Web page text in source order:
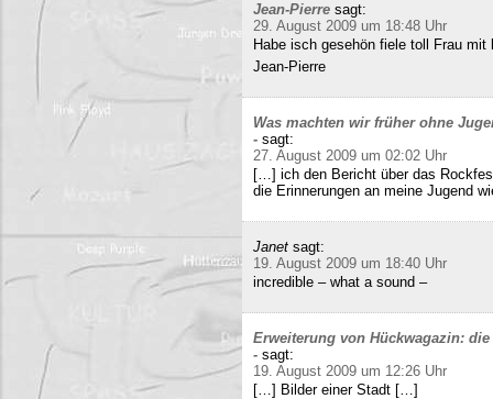
Jean-Pierre sagt:
29. August 2009 um 18:48 Uhr
Habe isch gesehön fiele toll Frau
Jean-Pierre
Was machten wir früher ohne
- sagt:
27. August 2009 um 02:02 Uhr
[…] ich den Bericht über das
die Erinnerungen an meine Jugend
Janet sagt:
19. August 2009 um 18:40 Uhr
incredible – what a sound –
Erweiterung von Hückwagazin:
- sagt:
19. August 2009 um 12:26 Uhr
[…] Bilder einer Stadt […]